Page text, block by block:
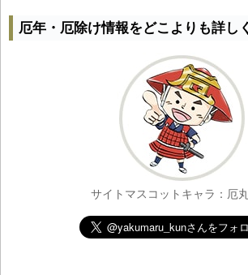
厄年・厄除け情報をどこよりも詳し
サイトマスコットキャラ：厄